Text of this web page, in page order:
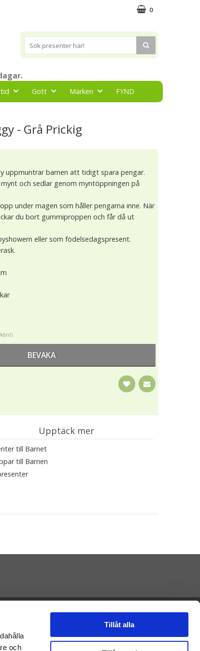
och
Tillåt alla
0
Gott Märken FYND
- Grå Prickig
uppmuntrar barnen att tidigt spara pengar.
och sedlar genom myntöppningen på
under magen som håller pengarna inne. När
du bort gummiproppen och får då ut
eller som födelsedagspresent.
BEVAKA
Upptäck mer
till Barnet
till Barnen
E-mail: Kontakt@presenteriet.se